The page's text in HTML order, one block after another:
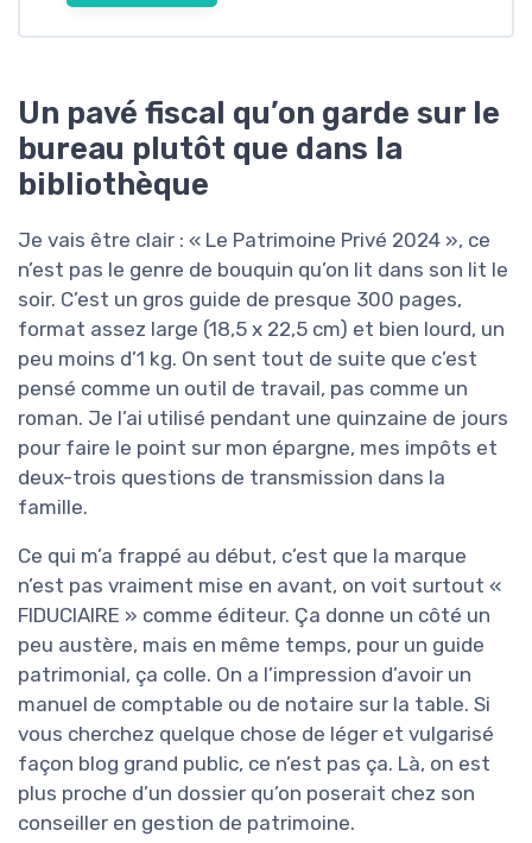
Un pavé fiscal qu’on garde sur le
bureau plutôt que dans la
bibliothèque
Je vais être clair : « Le Patrimoine Privé 2024 », ce
n’est pas le genre de bouquin qu’on lit dans son lit le
soir. C’est un gros guide de presque 300 pages,
format assez large (18,5 x 22,5 cm) et bien lourd, un
peu moins d’1 kg. On sent tout de suite que c’est
pensé comme un outil de travail, pas comme un
roman. Je l’ai utilisé pendant une quinzaine de jours
pour faire le point sur mon épargne, mes impôts et
deux-trois questions de transmission dans la
famille.
Ce qui m’a frappé au début, c’est que la marque
n’est pas vraiment mise en avant, on voit surtout «
FIDUCIAIRE » comme éditeur. Ça donne un côté un
peu austère, mais en même temps, pour un guide
patrimonial, ça colle. On a l’impression d’avoir un
manuel de comptable ou de notaire sur la table. Si
vous cherchez quelque chose de léger et vulgarisé
façon blog grand public, ce n’est pas ça. Là, on est
plus proche d’un dossier qu’on poserait chez son
conseiller en gestion de patrimoine.